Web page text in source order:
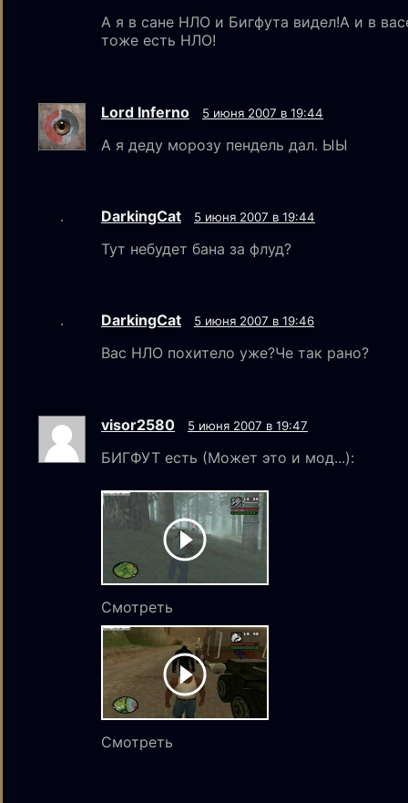
А я в сане НЛО и Бигфута видел!А и в
тоже есть НЛО!
Lord Inferno 5 июня 2007 в 19:44
А я деду морозу пендель дал. ЫЫ
DarkingCat 5 июня 2007 в 19:44
Тут небудет бана за флуд?
DarkingCat 5 июня 2007 в 19:46
Вас НЛО похитело уже?Че так рано?
visor2580 5 июня 2007 в 19:47
БИГФУТ есть (Может это и мод...):
Смотреть
Смотреть